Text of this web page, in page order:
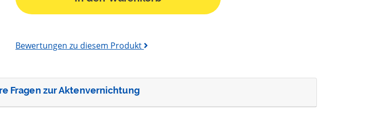
Bewertungen zu diesem Produkt
Fragen zur Aktenvernichtung